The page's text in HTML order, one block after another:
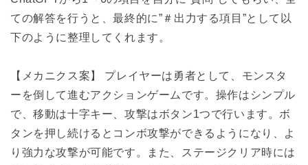
ての解答を行うと、最終的に”＃出力する項目”として以
下のように整理してくれます。
【メカニクス案】 プレイヤーは勇者として、モンスタ
ーを倒して進むアクションゲームです。操作はシンプル
で、移動は十字キー、攻撃はボタン1つで行います。ボ
タンを押し続けるとコンボ攻撃ができるようになり、よ
り強力な攻撃が可能です。また、ステージクリア時には